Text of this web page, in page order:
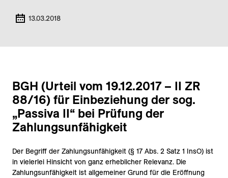
13.03.2018
BGH (Urteil vom 19.12.2017 – II ZR
88/16) für Einbeziehung der sog.
„Passiva II“ bei Prüfung der
Zahlungsunfähigkeit
Der Begriff der Zahlungsunfähigkeit (§ 17 Abs. 2 Satz 1 InsO) ist
in vielerlei Hinsicht von ganz erheblicher Relevanz. Die
Zahlungsunfähigkeit ist allgemeiner Grund für die Eröffnung